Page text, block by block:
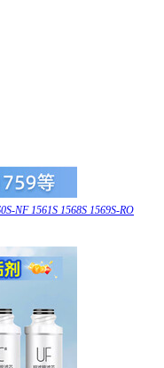
NF 1561S 1568S 1569S-RO